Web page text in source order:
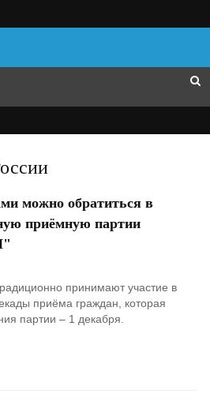
можно обратиться в
приёмную партии
принимают участие в
приёма граждан, которая
партии – 1 декабря.